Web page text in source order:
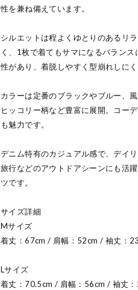
性を兼ね備えています。
シルエットは程よくゆとりのあるリ
く、1枚で着てもサマになるバラン
性があり、着脱しやすく型崩れしに
カラーは定番のブラックやブルー、
ヒッコリー柄など豊富に展開。コー
も魅力です。
デニム特有のカジュアル感で、デイ
旅行などのアウトドアシーンにも活
ツです。
サイズ詳細
Mサイズ
着丈：67cm / 肩幅：52cm / 袖丈：
Lサイズ
着丈：70.5cm / 肩幅：56cm / 袖丈